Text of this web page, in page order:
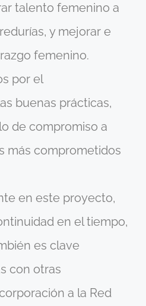
talento femenino a
y mejorar e
femenino.
por el
buenas prácticas,
de compromiso a
más comprometidos
en este proyecto,
en el tiempo,
es clave
con otras
a la Red